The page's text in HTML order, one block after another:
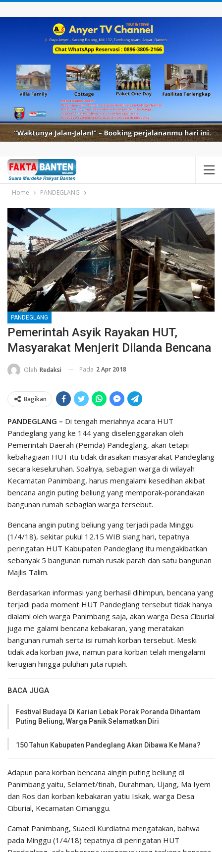
Home PANDEGLANG
PANDEGLANG
Pemerintah Asyik Rayakan HUT,
Masyarakat Menjerit Dilanda Bencana
Oleh Redaksi Pada 2 Apr 2018
Bagikan
PANDEGLANG – Di tengah meriahnya acara HUT
Pandeglang yang ke 144 yang diselenggarakan oleh
Pemerintah Daerah (Pemda) Pandeglang, akan tetapi
kebahagiaan HUT itu tidak dirasakan masyarakat Pandeglang
secara keseluruhan. Soalnya, sebagian warga di wilayah
Kecamatan Panimbang, harus mengalami kesedihan akibat
bencana angin puting beliung yang memporak-porandakan
bangunan rumah sebagian warga tersebut.
Bencana angin puting beliung yang terjadi pada Minggu
(1/4/18), sekitar pukul 12.15 WIB siang hari, tepatnya
peringatan HUT Kabupaten Pandeglang itu mengakibatkan
sebanyak 5 bangunan rumah rusak parah dan satu bangunan
Majlis Talim.
Berdasarkan informasi yang berhasil dihimpun, bencana yang
terjadi pada moment HUT Pandeglang tersebut tidak hanya
dialami oleh warga Panimbang saja, akan warga Desa Ciburial
juga me galami bencana kebakaran, yang meratakan
bangunan rumah serta isi rumah korban tersebut. Meski
tidak ada korban jiwa, namun para korban telah mengalami
kerugian hingga puluhan juta rupiah.
BACA JUGA
Festival Budaya Di Karian Lebak Porak Poranda Dihantam
Puting Beliung, Warga Panik Selamatkan Diri
150 Tahun Kabupaten Pandeglang Akan Dibawa Ke Mana?
Adapun para korban bencana aingin puting beliung di
Panimbang yaitu, Selamet/tinah, Durahman, Ujang, Ma Iyem
dan Ros dan korban kebakaran yatiu Iskak, warga Desa
Ciburial, Kecamatan Cimanggu.
Camat Panimbang, Suaedi Kurdiatna mengatakan, bahwa
pada Minggu (1/4/18) tepatnya di peringatan HUT